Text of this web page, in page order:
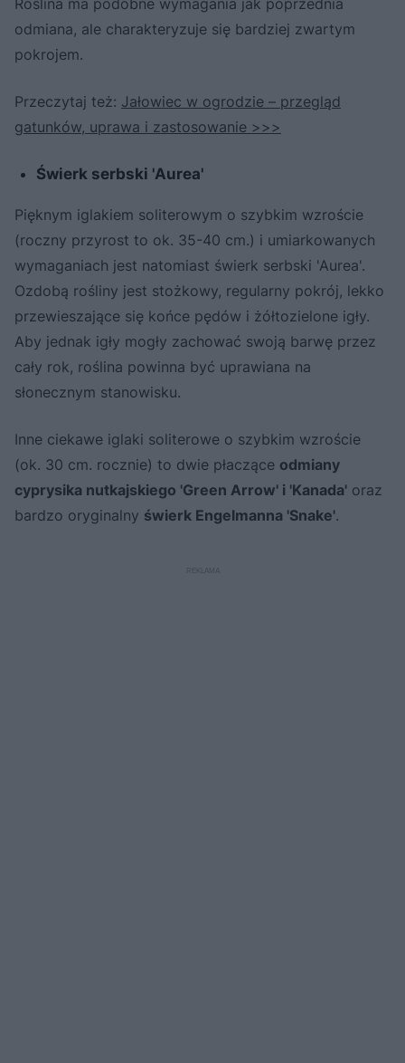
Roślina ma podobne wymagania jak poprzednia
odmiana, ale charakteryzuje się bardziej zwartym
pokrojem.
Przeczytaj też: Jałowiec w ogrodzie – przegląd
gatunków, uprawa i zastosowanie >>>
Świerk serbski 'Aurea'
Pięknym iglakiem soliterowym o szybkim wzroście
(roczny przyrost to ok. 35-40 cm.) i umiarkowanych
wymaganiach jest natomiast świerk serbski 'Aurea'.
Ozdobą rośliny jest stożkowy, regularny pokrój, lekko
przewieszające się końce pędów i żółtozielone igły.
Aby jednak igły mogły zachować swoją barwę przez
cały rok, roślina powinna być uprawiana na
słonecznym stanowisku.
Inne ciekawe iglaki soliterowe o szybkim wzroście
(ok. 30 cm. rocznie) to dwie płaczące odmiany
cyprysika nutkajskiego 'Green Arrow' i 'Kanada' oraz
bardzo oryginalny świerk Engelmanna 'Snake'.